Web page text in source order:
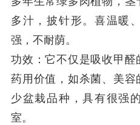
多汁，披针形。喜温暖
强，不耐荫。
功效：它不仅是吸收甲
药用价值，如杀菌、美
少盆栽品种，具有很强
室。